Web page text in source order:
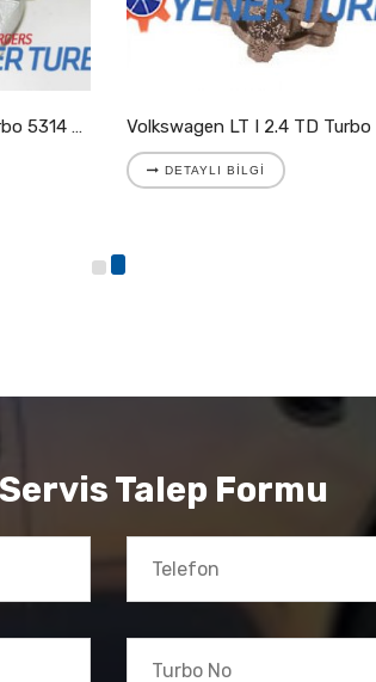
Volkswagen LT II 2.5 TDI Turbo 5314 988 7025
DETAYLI BILGI
Talep Formu